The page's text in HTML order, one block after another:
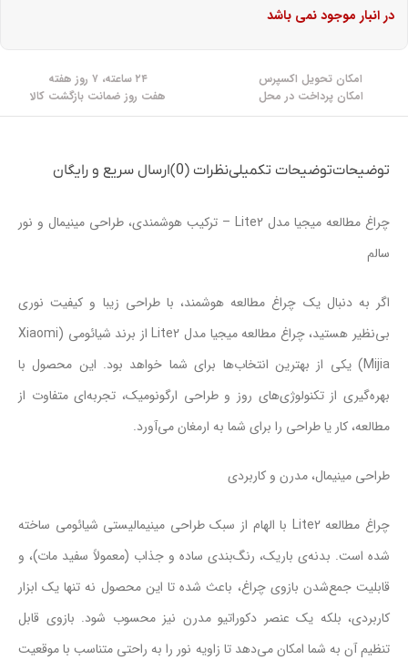
در انبار موجود نمی باشد
امکان تحویل اکسپرس
۲۴ ساعته، ۷ روز هفته
امکان پرداخت در محل
هفت روز ضمانت بازگشت کالا
توضیحاتتوضیحات تکمیلینظرات (0) ارسال سریع و رایگان
چراغ مطالعه میجیا مدل Lite2 – ترکیب هوشمندی، طراحی مینیمال و نور
سالم
اگر به دنبال یک چراغ مطالعه هوشمند، با طراحی زیبا و کیفیت نوری
بی‌نظیر هستید، چراغ مطالعه میجیا مدل Lite2 از برند شیائومی (Xiaomi
Mijia) یکی از بهترین انتخاب‌ها برای شما خواهد بود. این محصول با
بهره‌گیری از تکنولوژی‌های روز و طراحی ارگونومیک، تجربه‌ای متفاوت از
مطالعه، کار یا طراحی را برای شما به ارمغان می‌آورد.
طراحی مینیمال، مدرن و کاربردی
چراغ مطالعه Lite2 با الهام از سبک طراحی مینیمالیستی شیائومی ساخته
شده است. بدنه‌ی باریک، رنگ‌بندی ساده و جذاب (معمولاً سفید مات)، و
قابلیت جمع‌شدن بازوی چراغ، باعث شده تا این محصول نه تنها یک ابزار
کاربردی، بلکه یک عنصر دکوراتیو مدرن نیز محسوب شود. بازوی قابل
تنظیم آن به شما امکان می‌دهد تا زاویه نور را به راحتی متناسب با موقعیت